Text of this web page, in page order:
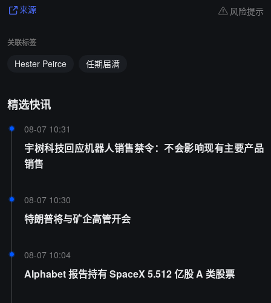
来源 风险提示
关联标签
Hester Peirce 任期届满
精选快讯
08-07 10:31
宇树科技回应机器人销售禁令：不会影响现有主要产品
销售
08-07 10:30
特朗普将与矿企高管开会
08-07 10:04
Alphabet 报告持有 SpaceX 5.512 亿股 A 类股票